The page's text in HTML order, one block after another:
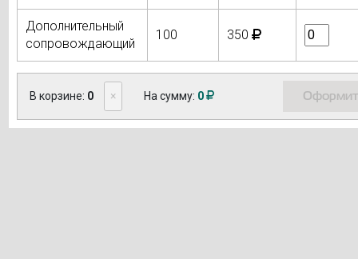
Дополнительный
сопровождающий
100 350
В корзине: 0 × На сумму: 0